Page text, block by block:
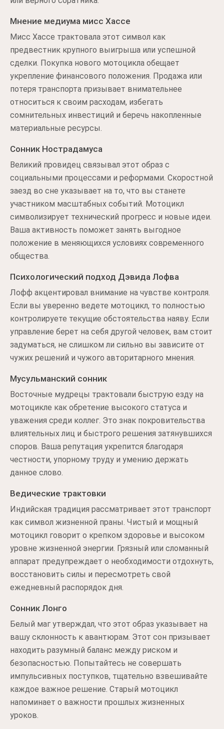
Мнение медиума мисс Хассе
Мисс Хассе трактовала этот символ как
предвестник крупного выигрыша или успешной
сделки. Покупка нового мотоцикла обещает
укрепление финансового положения. Продажа или
потеря транспорта призывает внимательнее
относиться к своим расходам, избегать
сомнительных инвестиций и беречь накопленные
материальные ресурсы.
Сонник Нострадамуса
Великий провидец связывал этот образ с
социальными процессами и реформами. Скоростной
заезд во сне указывает на то, что вы станете
участником масштабных событий. Мотоцикл
символизирует технический прогресс и новые идеи.
Ваша активность поможет занять выгодное
положение в меняющихся условиях современного
общества.
Психологический подход Дэвида Лофва
Лофф акцентировал внимание на чувстве контроля.
Если вы уверенно ведете мотоцикл, то полностью
контролируете текущие обстоятельства наяву. Если
управление берет на себя другой человек, вам стоит
задуматься, не слишком ли сильно вы зависите от
чужих решений и чужого авторитарного мнения.
Мусульманский сонник
Восточные мудрецы трактовали быструю езду на
мотоцикле как обретение высокого статуса и
уважения среди коллег. Это знак покровительства
влиятельных лиц и быстрого решения затянувшихся
споров. Ваша репутация укрепится благодаря
честности, упорному труду и умению держать
данное слово.
Ведические трактовки
Индийская традиция рассматривает этот транспорт
как символ жизненной праны. Чистый и мощный
мотоцикл говорит о крепком здоровье и высоком
уровне жизненной энергии. Грязный или сломанный
аппарат предупреждает о необходимости отдохнуть,
восстановить силы и пересмотреть свой
ежедневный распорядок дня.
Сонник Лонго
Белый маг утверждал, что этот образ указывает на
вашу склонность к авантюрам. Этот сон призывает
находить разумный баланс между риском и
безопасностью. Попытайтесь не совершать
импульсивных поступков, тщательно взвешивайте
каждое важное решение. Старый мотоцикл
напоминает о важности прошлых жизненных
уроков.